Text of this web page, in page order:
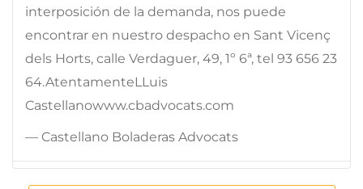
interposición de la demanda, nos puede
encontrar en nuestro despacho en Sant Vicenç
dels Horts, calle Verdaguer, 49, 1º 6ª, tel 93 656 23
64.AtentamenteLLuis
Castellanowww.cbadvocats.com
— Castellano Boladeras Advocats